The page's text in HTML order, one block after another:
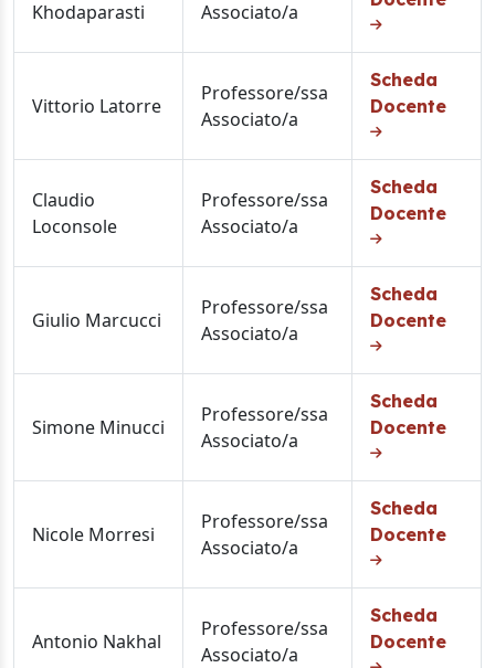
Khodaparasti
Associato/a
Vittorio Latorre
Professore/ssa
Associato/a
Scheda
Docente
Claudio
Loconsole
Professore/ssa
Associato/a
Scheda
Docente
Giulio Marcucci
Professore/ssa
Associato/a
Scheda
Docente
Simone Minucci
Professore/ssa
Associato/a
Scheda
Docente
Nicole Morresi
Professore/ssa
Associato/a
Scheda
Docente
Antonio Nakhal
Professore/ssa
Associato/a
Scheda
Docente